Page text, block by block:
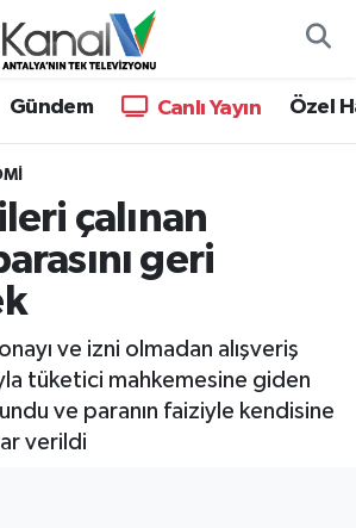
Gündem Canlı Yayın Özel
çalınan
geri
ve izni olmadan alışveriş
tüketici mahkemesine giden
ve paranın faiziyle kendisine
verildi
Durumu ve Fikstür